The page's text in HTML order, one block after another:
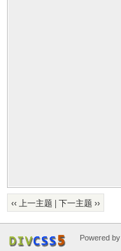
‹‹ 上一主题 下一主题 ››
Powered by